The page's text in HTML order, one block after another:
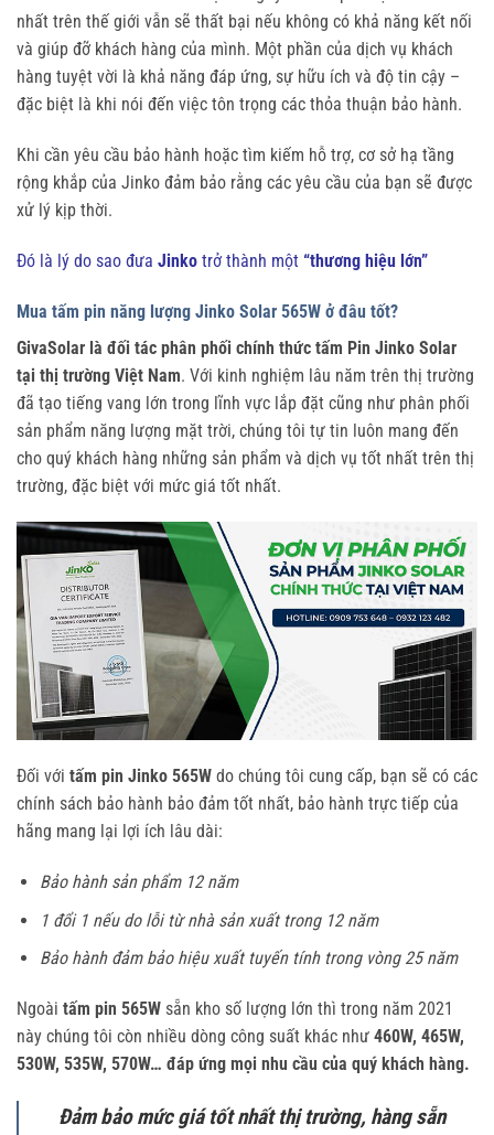
nhất trên thế giới vẫn sẽ thất bại nếu không có khả năng kết nối
và giúp đỡ khách hàng của mình. Một phần của dịch vụ khách
hàng tuyệt vời là khả năng đáp ứng, sự hữu ích và độ tin cậy –
đặc biệt là khi nói đến việc tôn trọng các thỏa thuận bảo hành.
Khi cần yêu cầu bảo hành hoặc tìm kiếm hỗ trợ, cơ sở hạ tầng
rộng khắp của Jinko đảm bảo rằng các yêu cầu của bạn sẽ được
xử lý kịp thời.
Đó là lý do sao đưa Jinko trở thành một “thương hiệu lớn”
Mua tấm pin năng lượng Jinko Solar 565W ở đâu tốt?
GivaSolar là đối tác phân phối chính thức tấm Pin Jinko Solar
tại thị trường Việt Nam. Với kinh nghiệm lâu năm trên thị trường
đã tạo tiếng vang lớn trong lĩnh vực lắp đặt cũng như phân phối
sản phẩm năng lượng mặt trời, chúng tôi tự tin luôn mang đến
cho quý khách hàng những sản phẩm và dịch vụ tốt nhất trên thị
trường, đặc biệt với mức giá tốt nhất.
Đối với tấm pin Jinko 565W do chúng tôi cung cấp, bạn sẽ có các
chính sách bảo hành bảo đảm tốt nhất, bảo hành trực tiếp của
hãng mang lại lợi ích lâu dài:
Bảo hành sản phẩm 12 năm
1 đổi 1 nếu do lỗi từ nhà sản xuất trong 12 năm
Bảo hành đảm bảo hiệu xuất tuyến tính trong vòng 25 năm
Ngoài tấm pin 565W sẵn kho số lượng lớn thì trong năm 2021
này chúng tôi còn nhiều dòng công suất khác như 460W, 465W,
530W, 535W, 570W… đáp ứng mọi nhu cầu của quý khách hàng.
Đảm bảo mức giá tốt nhất thị trường, hàng sẵn